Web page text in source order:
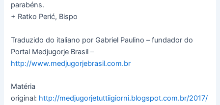
parabéns.
+ Ratko Perić, Bispo
Traduzido do italiano por Gabriel Paulino – fundador do
Portal Medjugorje Brasil –
http://www.medjugorjebrasil.com.br
Matéria
original: http://medjugorjetuttiigiorni.blogspot.com.br/2017/